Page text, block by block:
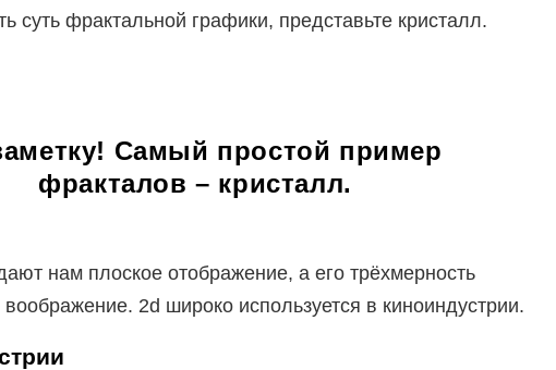
суть фрактальной графики, представьте кристалл.
Самый простой пример
фракталов – кристалл.
нам плоское отображение, а его трёхмерность
2d широко используется в киноиндустрии.